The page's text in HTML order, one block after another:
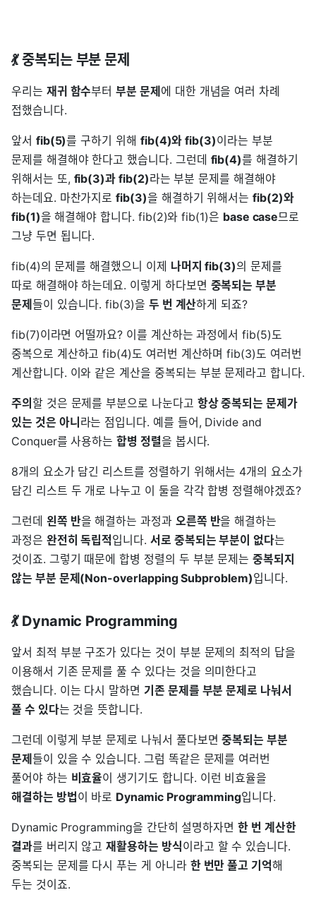
💃 중복되는 부분 문제
우리는 재귀 함수부터부분 문제에 대한 개념을 여러 차례
접했습니다.
앞서 fib(5)를 구하기 위해 fib(4)와 fib(3)이라는 부분
문제를 해결해야 한다고 했습니다. 그런데 fib(4)를 해결하기
위해서는 또, fib(3)과 fib(2)라는 부분 문제를 해결해야
하는데요. 마찬가지로fib(3)을 해결하기 위해서는fib(2)와
fib(1)을 해결해야 합니다. fib(2)와 fib(1)은 base case므로
그냥 두면 됩니다.
fib(4)의 문제를 해결했으니 이제 나머지 fib(3)의 문제를
따로 해결해야 하는데요. 이렇게 하다보면 중복되는 부분
문제들이 있습니다. fib(3)을 두 번 계산하게 되죠?
fib(7)이라면 어떨까요? 이를 계산하는 과정에서 fib(5)도
중복으로 계산하고 fib(4)도 여러번 계산하며 fib(3)도 여러번
계산합니다. 이와 같은 계산을 중복되는 부분 문제라고 합니다.
주의할 것은 문제를 부분으로 나눈다고 항상 중복되는 문제가
있는 것은 아니라는 점입니다. 예를 들어, Divide and
Conquer를 사용하는합병 정렬을 봅시다.
8개의 요소가 담긴 리스트를 정렬하기 위해서는 4개의 요소가
담긴 리스트 두 개로 나누고 이 둘을 각각 합병 정렬해야겠죠?
그런데 왼쪽 반을 해결하는 과정과 오른쪽 반을 해결하는
과정은 완전히 독립적입니다. 서로 중복되는 부분이 없다는
것이죠. 그렇기 때문에 합병 정렬의 두 부분 문제는중복되지
않는 부분 문제(Non-overlapping Subproblem)입니다.
💃 Dynamic Programming
앞서 최적 부분 구조가 있다는 것이 부분 문제의 최적의 답을
이용해서 기존 문제를 풀 수 있다는 것을 의미한다고
했습니다. 이는 다시 말하면 기존 문제를 부분 문제로 나눠서
풀 수 있다는 것을 뜻합니다.
그런데 이렇게 부분 문제로 나눠서 풀다보면중복되는 부분
문제들이 있을 수 있습니다. 그럼 똑같은 문제를 여러번
풀어야 하는 비효율이 생기기도 합니다. 이런 비효율을
해결하는 방법이 바로 Dynamic Programming입니다.
Dynamic Programming을 간단히 설명하자면한 번 계산한
결과를 버리지 않고재활용하는 방식이라고 할 수 있습니다.
중복되는 문제를 다시 푸는 게 아니라 한 번만 풀고 기억해
두는 것이죠.